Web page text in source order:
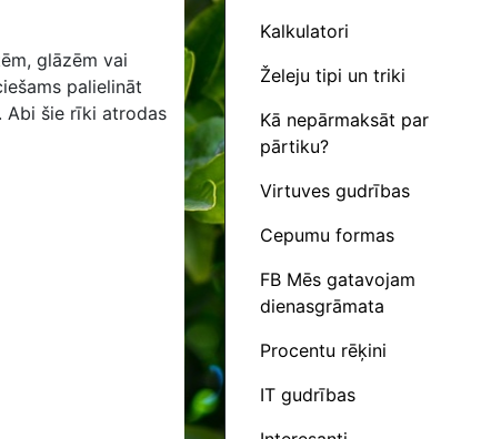
glāzēm vai
palielināt
. Abi šie rīki atrodas
Kalkulatori
Želeju tipi un triki
Kā nepārmaksāt par
pārtiku?
Virtuves gudrības
Cepumu formas
FB Mēs gatavojam
dienasgrāmata
Procentu rēķini
IT gudrības